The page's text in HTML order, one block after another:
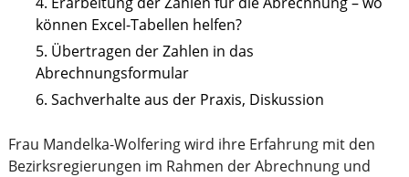
können Excel-Tabellen helfen?
Übertragen der Zahlen in das
Abrechnungsformular
Sachverhalte aus der Praxis, Diskussion
Frau Mandelka-Wolfering wird ihre Erfahrung mit den
Bezirksregierungen im Rahmen der Abrechnung und